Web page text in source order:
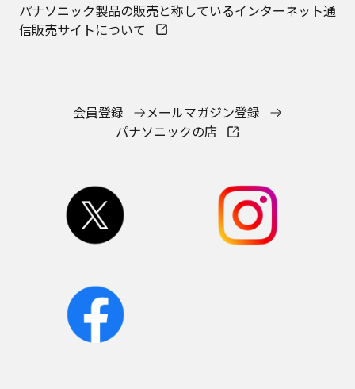
パナソニック製品の販売と称しているインターネット通
信販売サイトについて
会員登録
メールマガジン登録
パナソニックの店